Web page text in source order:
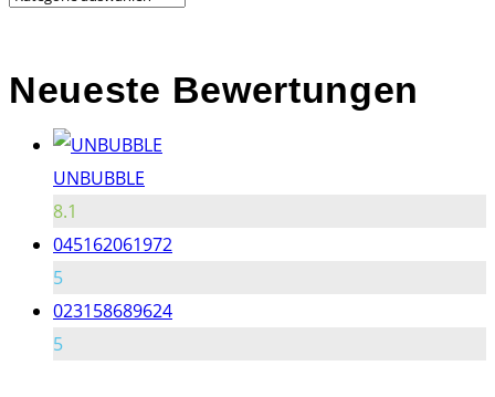
Neueste Bewertungen
UNBUBBLE
8.1
045162061972
5
023158689624
5